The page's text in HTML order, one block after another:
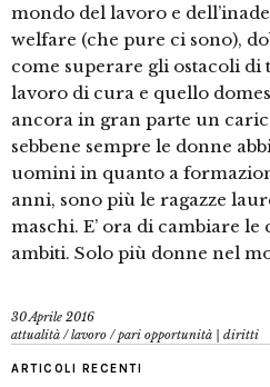
mondo del lavoro e
welfare (che pure ci sono),
come superare gli ostacoli
lavoro di cura e quello
ancora in gran parte un
sebbene sempre le donne
uomini in quanto a
anni, sono più le ragazze
maschi. E’ ora di cambiare
ambiti. Solo più donne nel
30 Aprile 2016
attualità /lavoro /pari opportunità | diritti
ARTICOLI RECENTI